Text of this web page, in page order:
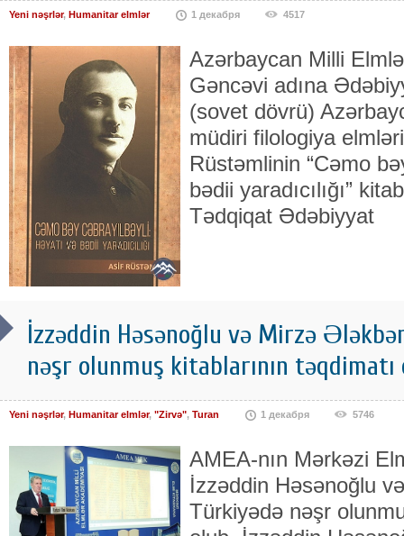
Yeni nəşrlər, Humanitar elmlər 1 декабря 4517
Azərbaycan Milli
Gəncəvi adına
(sovet dövrü)
müdiri filologiya
Rüstəmlinin “Cəmo
bədii yaradıcılığı”
Tədqiqat Ədəbiyyat
İzzəddin Həsənoğlu və Mirzə
nəşr olunmuş kitablarının təqdimatı
Yeni nəşrlər, Humanitar elmlər, "Zirvə", Turan 1 декабря 5746
AMEA-nın Mərkəzi
İzzəddin Həsənoğlu
Türkiyədə nəşr